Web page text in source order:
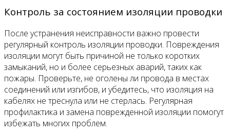
Контроль за состоянием изоляции проводки
После устранения неисправности важно провести
регулярный контроль изоляции проводки. Повреждения
изоляции могут быть причиной не только коротких
замыканий, но и более серьезных аварий, таких как
пожары. Проверьте, не оголены ли провода в местах
соединений или изгибов, и убедитесь, что изоляция на
кабелях не треснула или не стерлась. Регулярная
профилактика и замена поврежденной изоляции помогут
избежать многих проблем.